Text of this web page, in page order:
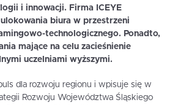
i innowacji. Firma ICEYE
biura w przestrzeni
technologicznego. Ponadto,
mające na celu zacieśnienie
uczelniami wyższymi.
dla rozwoju regionu i wpisuje się w
Rozwoju Województwa Śląskiego